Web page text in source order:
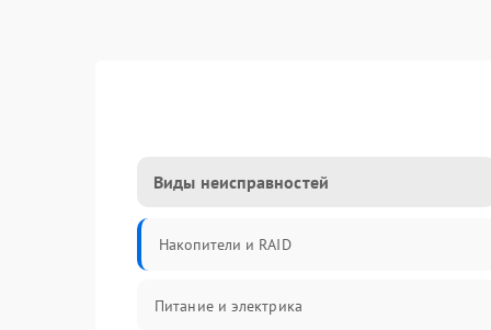
Виды неисправностей
Накопители и RAID
Питание и электрика